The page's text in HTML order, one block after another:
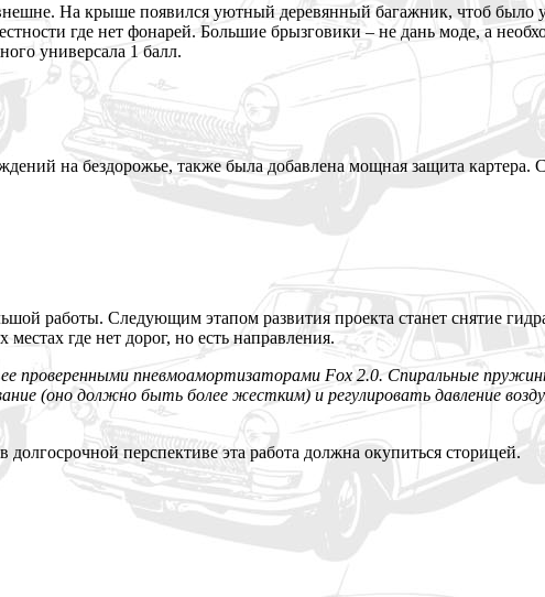
На крыше появился уютный деревянный багажник, чтоб было
где нет фонарей. Большие брызговики – не дань моде, а
универсала 1 балл.
на бездорожье, также была добавлена мощная защита
работы. Следующим этапом развития проекта станет снятие
местах где нет дорог, но есть направления.
проверенными пневмоамортизаторами Fox 2.0. Спиральные
(оно должно быть более жестким) и регулировать давление
перспективе эта работа должна окупиться сторицей.